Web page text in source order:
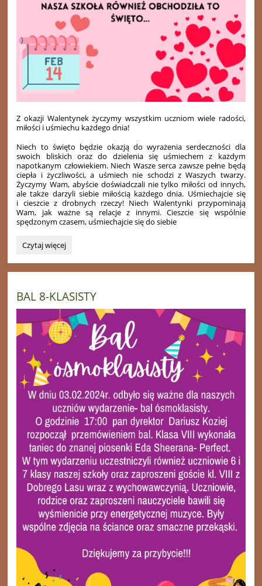
Z okazji Walentynek życzymy wszystkim uczniom wiele radości,
miłości i uśmiechu każdego dnia!
Niech to święto będzie okazją do wyrażenia serdeczności dla
swoich bliskich oraz do dzielenia się uśmiechem z każdym
napotkanym człowiekiem. Niech Wasze serca zawsze pełne będą
ciepła i życzliwości, a uśmiech nie schodzi z Waszych twarzy.
Życzymy Wam, abyście doświadczali nie tylko miłości od innych,
ale także darzyli siebie miłością każdego dnia. Uśmiechajcie się
i cieszcie z drobnych rzeczy! Niech Walentynki przypominają
Wam, jak ważne są relacje z innymi. Cieszcie się wspólnie
spędzonym czasem, uśmiechajcie się do siebie
WALENTYNKI:
Czytaj więcej
BAL 8-KLASISTY